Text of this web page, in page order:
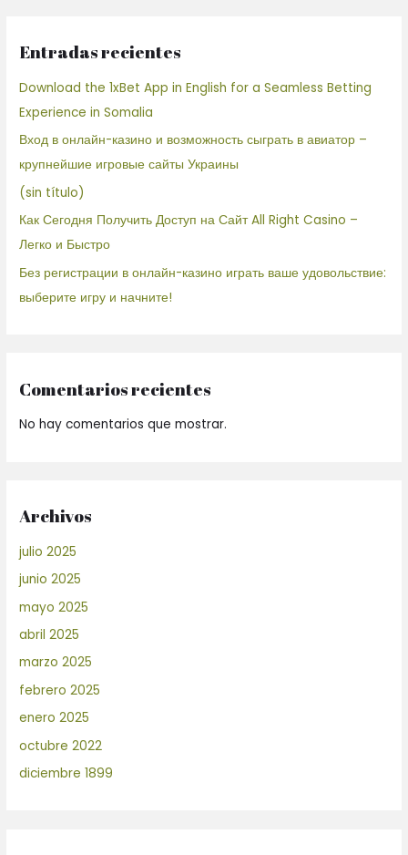
Entradas recientes
Download the 1xBet App in English for a Seamless Betting
Experience in Somalia
Вход в онлайн-казино и возможность сыграть в авиатор –
крупнейшие игровые сайты Украины
(sin título)
Как Сегодня Получить Доступ на Сайт All Right Casino –
Легко и Быстро
Без регистрации в онлайн-казино играть ваше удовольствие:
выберите игру и начните!
Comentarios recientes
No hay comentarios que mostrar.
Archivos
julio 2025
junio 2025
mayo 2025
abril 2025
marzo 2025
febrero 2025
enero 2025
octubre 2022
diciembre 1899